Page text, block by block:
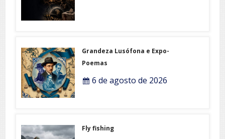
Grandeza Lusófona e Expo-
Poemas
6 de agosto de 2026
Fly fishing